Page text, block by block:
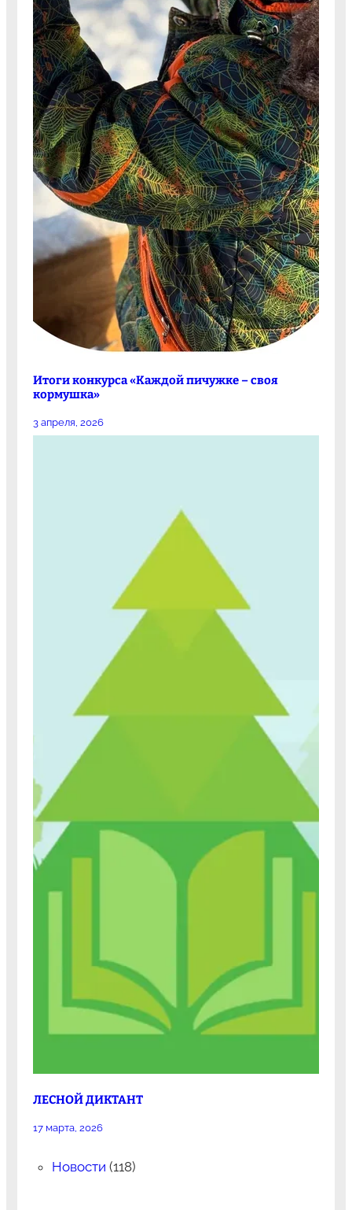
Итоги конкурса «Каждой пичужке – своя
кормушка»
3 апреля, 2026
ЛЕСНОЙ ДИКТАНТ
17 марта, 2026
Новости (118)